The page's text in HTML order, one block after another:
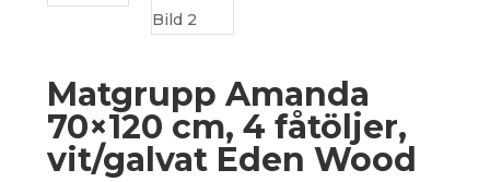
Matgrupp Amanda
70×120 cm, 4 fåtöljer,
vit/galvat Eden Wood